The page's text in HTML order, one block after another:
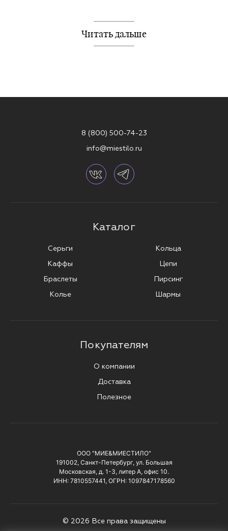
ИДЕАЛЬНЫЙ ВЫБОР ДЛЯ ЛЮБОГО
ОБРАЗА
Выбирая украшения для пирсинга носа от MIESTILO, ты можешь быть
изделия идеально подходят как для новичков, так и для тех, кто уже
Оформляй заказ в официальном интернет-магазине MIESTILO с
доставкой по всей России. Получи бонусы на каждую покупку и
Читать дальше
8 (800) 500-74-23
info@miestilo.ru
Каталог
Серьги
Каффы
Браслеты
Колье
Кольца
Цепи
Пирсинг
Шармы
Покупателям
О компании
Доставка
Полезное
ООО "МИЕ&МИЕСТИЛО"
191002, Санкт-Петербург, ул. Большая
Московская, д. 1-3, литер А, офис 10.
ИНН: 7810557441, ОГРН: 1097847178560
© 2026 Все права защищены